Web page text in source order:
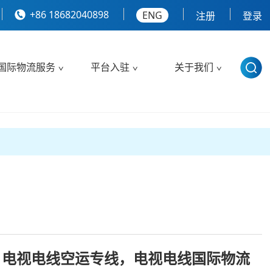
+86 18682040898 ENG 注册 登录
际物流服务 平台入驻 关于我们
视电线空运专线，电视电线国际物流